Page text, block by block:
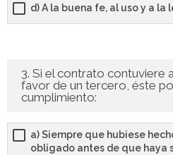
- - TEST de Auxiliar
Madrid 2026
- Comun. Valenciana
- - TEST de Auxiliar
2026
d) A la buena fe, al uso y a la
3. Si el contrato contuviere
favor de un tercero, éste
cumplimiento:
a) Siempre que hubiese
obligado antes de que haya